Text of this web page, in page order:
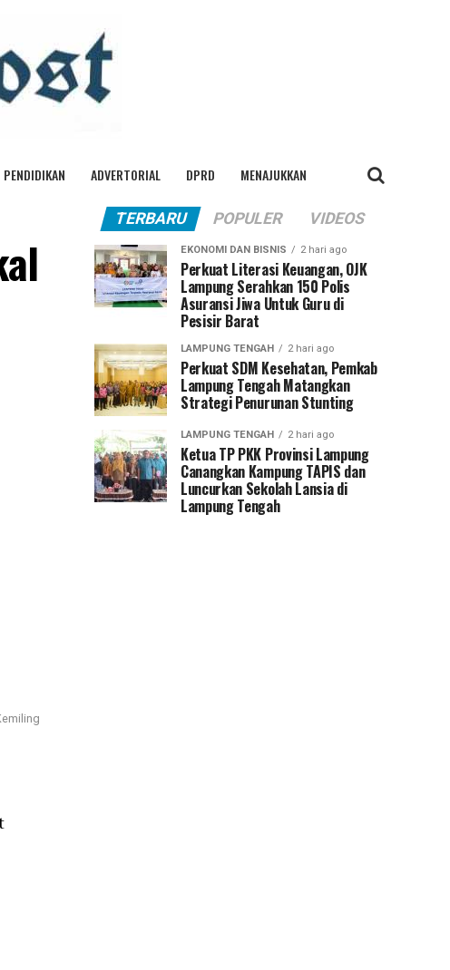
PENDIDIKAN ADVERTORIAL DPRD MENAJUKKAN
TERBARU POPULER VIDEOS
EKONOMI DAN BISNIS 2 hari ago
Perkuat Literasi Keuangan, OJK
Lampung Serahkan 150 Polis
Asuransi Jiwa Untuk Guru di
Pesisir Barat
LAMPUNG TENGAH 2 hari ago
Perkuat SDM Kesehatan, Pemkab
Lampung Tengah Matangkan
Strategi Penurunan Stunting
LAMPUNG TENGAH 2 hari ago
Ketua TP PKK Provinsi Lampung
Canangkan Kampung TAPIS dan
Luncurkan Sekolah Lansia di
Lampung Tengah